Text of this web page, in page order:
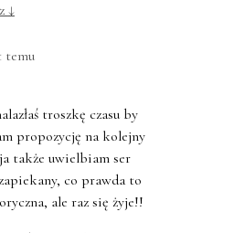
↓
temu
troszkę czasu by
propozycję na kolejny
także uwielbiam ser
co prawda to
ale raz się żyje!!